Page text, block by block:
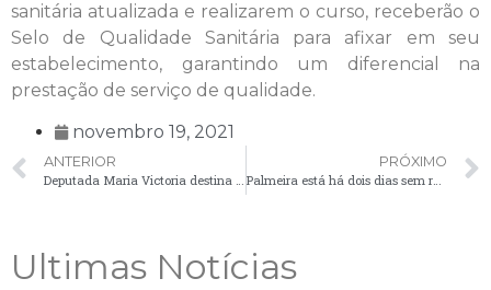
sanitária atualizada e realizarem o curso, receberão o
Selo de Qualidade Sanitária para afixar em seu
estabelecimento, garantindo um diferencial na
prestação de serviço de qualidade.
novembro 19, 2021
ANTERIOR
Deputada Maria Victoria destina emendas parlamentares para Palmeira
PRÓXIMO
Palmeira está há dois dias sem registrar casos positivos de Covid-19
Ultimas Notícias